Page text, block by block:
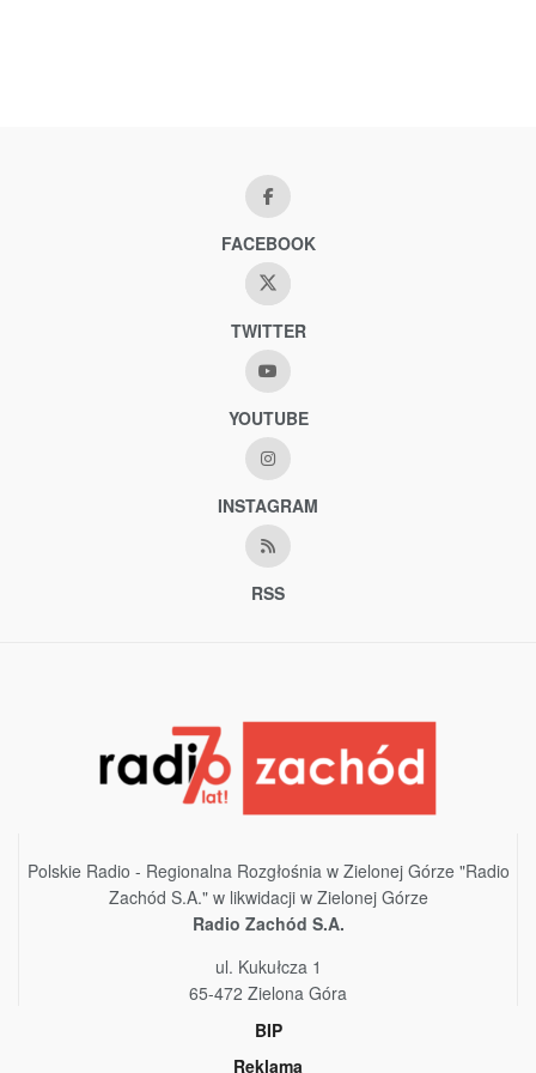
FACEBOOK
TWITTER
YOUTUBE
INSTAGRAM
RSS
Polskie Radio - Regionalna Rozgłośnia w Zielonej Górze "Radio
Zachód S.A." w likwidacji w Zielonej Górze
Radio Zachód S.A.
ul. Kukułcza 1
65-472 Zielona Góra
BIP
Reklama